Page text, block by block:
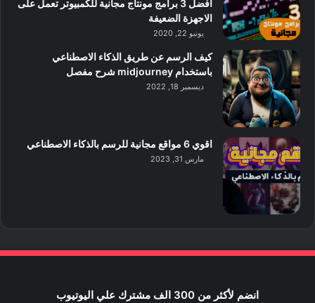
افضل 3 برامج مونتاج مجانية للكمبيوتر تعمل على
الاجهزة الضعيفة
يونيو 22, 2020
كيف الرسم عن طريق الذكاء الاصطناعي
باستخدام midjourney شرح مفصل
ديسمبر 18, 2022
اقوي 6 مواقع مجانية للرسم بالذكاء الاصطناعي
مارس 31, 2023
انضم لأكثر من 300 الف مشترك علي اليوتيوب